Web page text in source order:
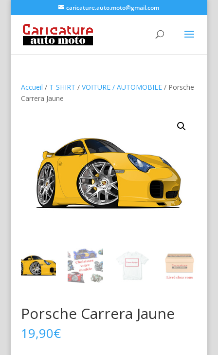
caricature.auto.moto@gmail.com
Accueil / T-SHIRT / VOITURE / AUTOMOBILE/ Porsche
Carrera Jaune
Porsche Carrera Jaune
19,90€